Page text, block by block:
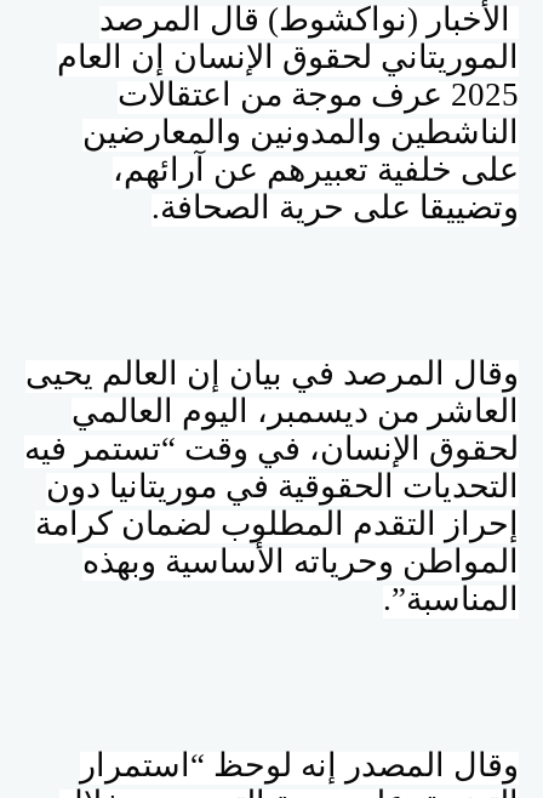
الأخبار (نواكشوط) قال المرصد
الموريتاني لحقوق الإنسان إن العام
2025 عرف موجة من اعتقالات
الناشطين والمدونين والمعارضين
على خلفية تعبيرهم عن آرائهم،
وتضييقا على حرية الصحافة.
وقال المرصد في بيان إن العالم يحيى
العاشر من ديسمبر، اليوم العالمي
لحقوق الإنسان، في وقت “تستمر فيه
التحديات الحقوقية في موريتانيا دون
إحراز التقدم المطلوب لضمان كرامة
المواطن وحرياته الأساسية وبهذه
المناسبة”.
وقال المصدر إنه لوحظ “استمرار